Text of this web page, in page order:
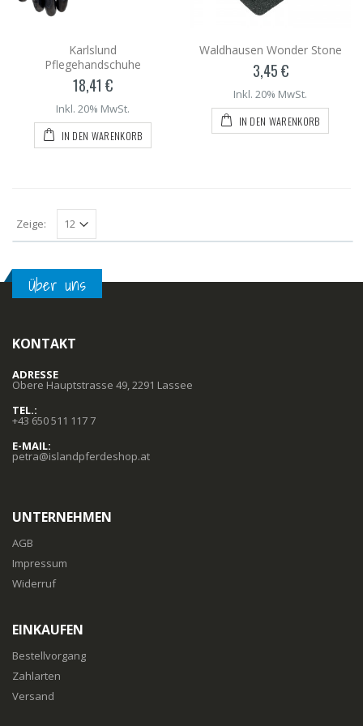
Karlslund
Pflegehandschuhe
18,41 €
Inkl. 20% MwSt.
IN DEN WARENKORB
Waldhausen Wonder Stone
3,45 €
Inkl. 20% MwSt.
IN DEN WARENKORB
Zeige:
Über uns
KONTAKT
ADRESSE
Obere Hauptstrasse 49, 2291 Lassee
TEL.:
+43 650 511 117 7
E-MAIL:
petra@islandpferdeshop.at
UNTERNEHMEN
AGB
Impressum
Widerruf
EINKAUFEN
Bestellvorgang
Zahlarten
Versand